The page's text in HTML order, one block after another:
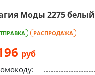
Моды 2275 белый
РАСПРОДАЖА
руб